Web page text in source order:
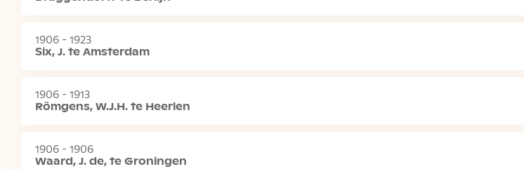
1906 - 1923
Six, J. te Amsterdam
1906 - 1913
Römgens, W.J.H. te Heerlen
1906 - 1906
Waard, J. de, te Groningen